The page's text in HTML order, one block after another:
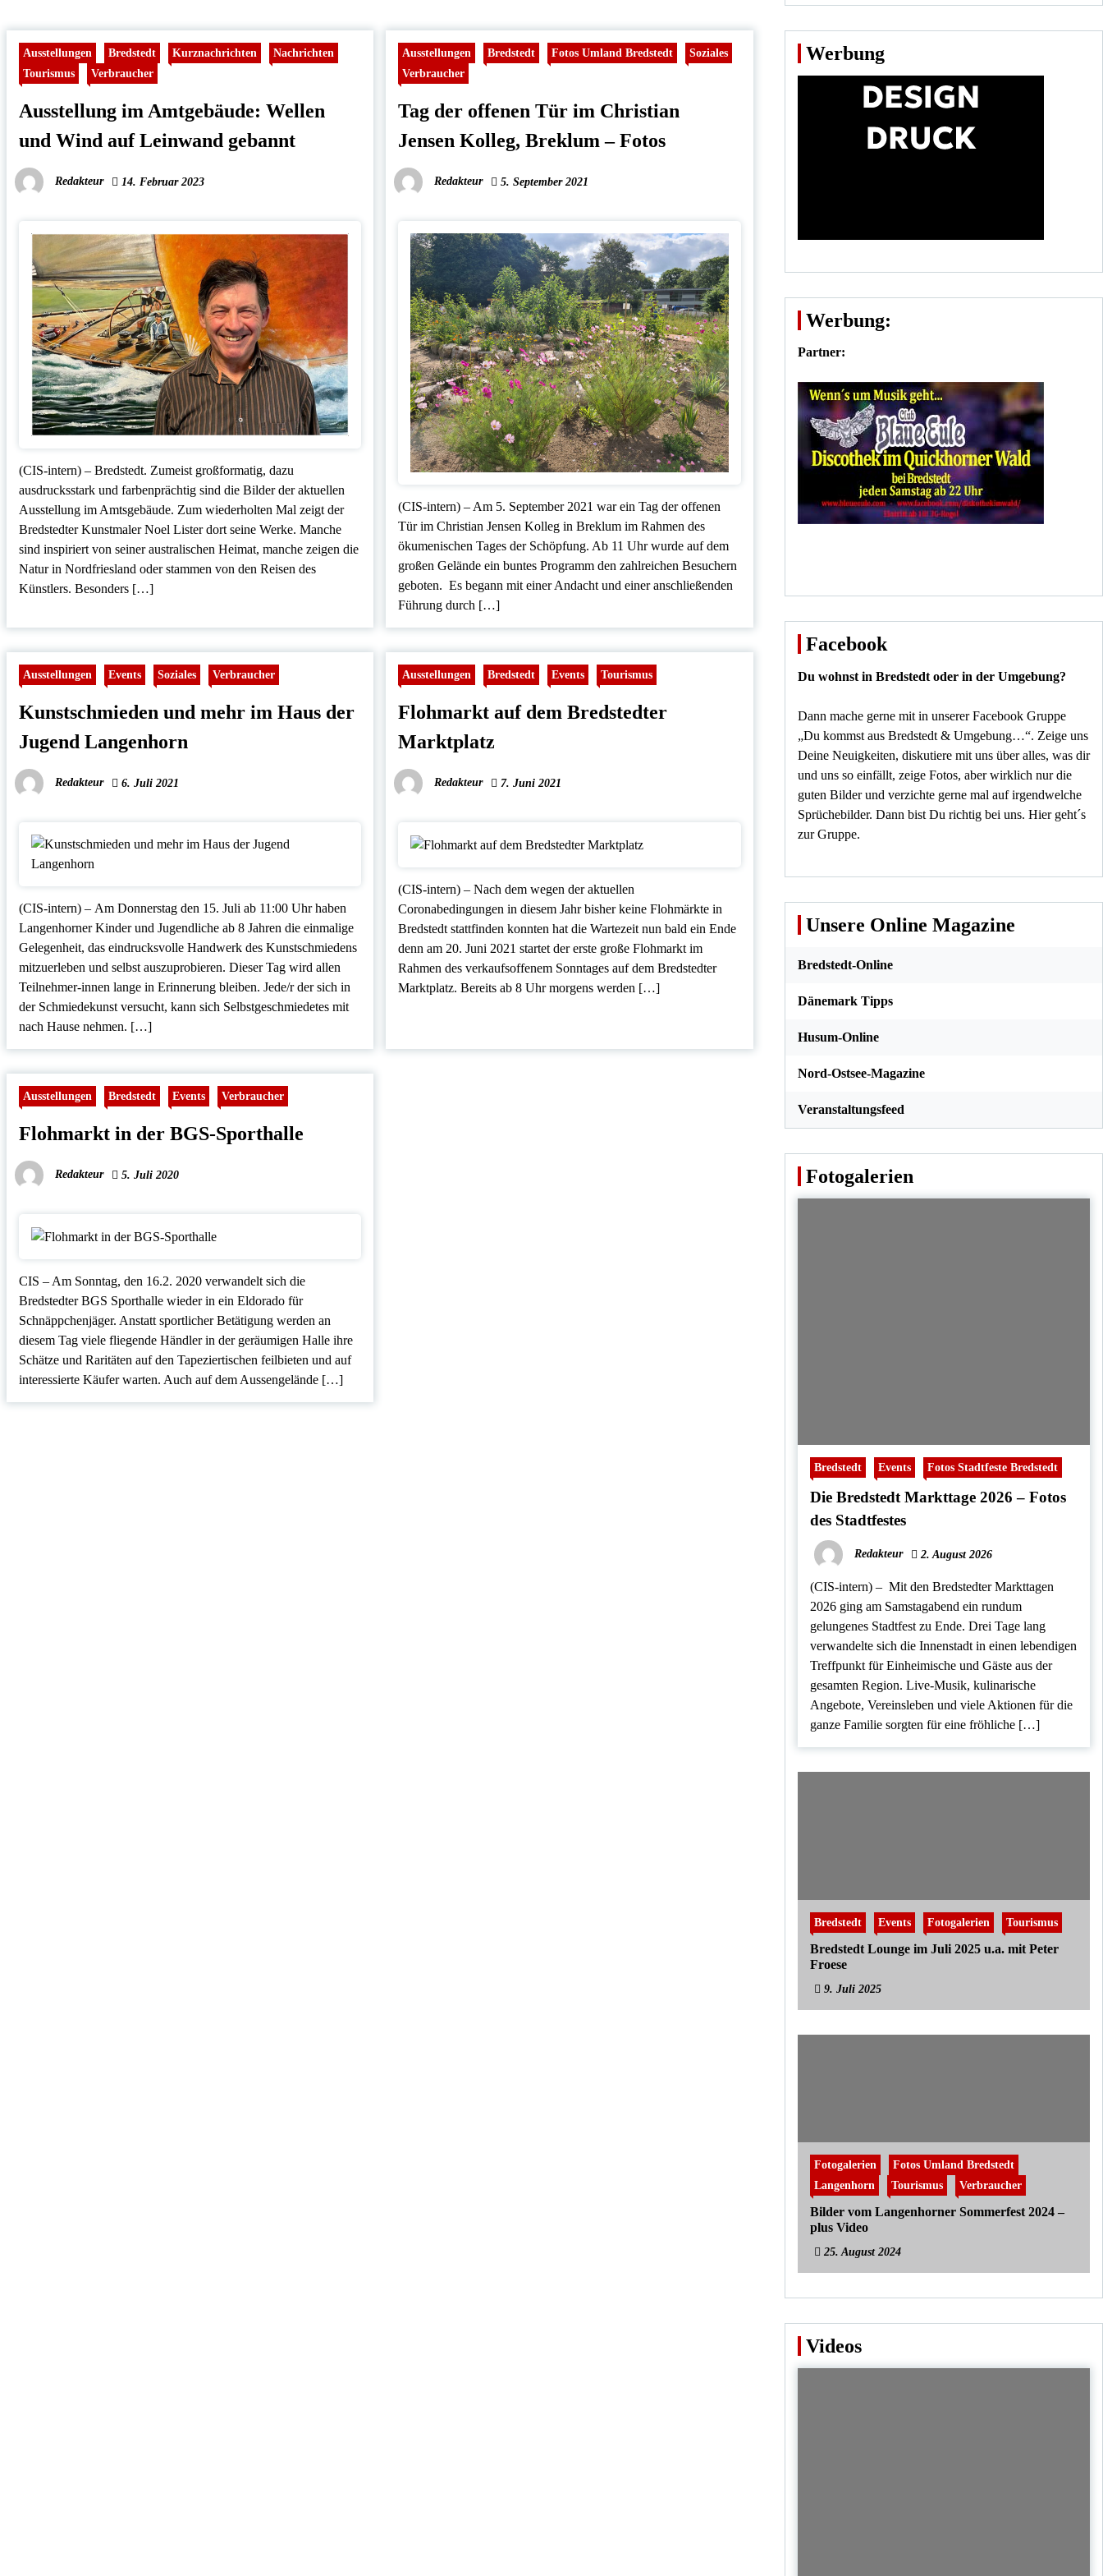
Ausstellungen Bredstedt Kurznachrichten
Nachrichten
Tourismus
Verbraucher
Ausstellung im Amtgebäude: Wellen
und Wind auf Leinwand gebannt
Redakteur 14. Februar 2023
(CIS-intern) – Bredstedt. Zumeist großformatig, dazu
ausdrucksstark und farbenprächtig sind die Bilder der aktuellen
Ausstellung im Amtsgebäude. Zum wiederholten Mal zeigt der
Bredstedter Kunstmaler Noel Lister dort seine Werke. Manche
sind inspiriert von seiner australischen Heimat, manche zeigen die
Natur in Nordfriesland oder stammen von den Reisen des
Künstlers. Besonders […]
Ausstellungen Bredstedt Fotos Umland Bredstedt
Soziales
Verbraucher
Tag der offenen Tür im Christian
Jensen Kolleg, Breklum – Fotos
Redakteur 5. September 2021
(CIS-intern) – Am 5. September 2021 war ein Tag der offenen
Tür im Christian Jensen Kolleg in Breklum im Rahmen des
ökumenischen Tages der Schöpfung. Ab 11 Uhr wurde auf dem
großen Gelände ein buntes Programm den zahlreichen Besuchern
geboten. Es begann mit einer Andacht und einer anschließenden
Führung durch […]
Ausstellungen Events Soziales Verbraucher
Kunstschmieden und mehr im Haus der
Jugend Langenhorn
Redakteur 6. Juli 2021
(CIS-intern) – Am Donnerstag den 15. Juli ab 11:00 Uhr haben
Langenhorner Kinder und Jugendliche ab 8 Jahren die einmalige
Gelegenheit, das eindrucksvolle Handwerk des Kunstschmiedens
mitzuerleben und selbst auszuprobieren. Dieser Tag wird allen
Teilnehmer-innen lange in Erinnerung bleiben. Jede/r der sich in
der Schmiedekunst versucht, kann sich Selbstgeschmiedetes mit
nach Hause nehmen. […]
Ausstellungen Bredstedt Events Tourismus
Flohmarkt auf dem Bredstedter
Marktplatz
Redakteur 7. Juni 2021
(CIS-intern) – Nach dem wegen der aktuellen
Coronabedingungen in diesem Jahr bisher keine Flohmärkte in
Bredstedt stattfinden konnten hat die Wartezeit nun bald ein Ende
denn am 20. Juni 2021 startet der erste große Flohmarkt im
Rahmen des verkaufsoffenem Sonntages auf dem Bredstedter
Marktplatz. Bereits ab 8 Uhr morgens werden […]
Ausstellungen Bredstedt Events Verbraucher
Flohmarkt in der BGS-Sporthalle
Redakteur 5. Juli 2020
CIS – Am Sonntag, den 16.2. 2020 verwandelt sich die
Bredstedter BGS Sporthalle wieder in ein Eldorado für
Schnäppchenjäger. Anstatt sportlicher Betätigung werden an
diesem Tag viele fliegende Händler in der geräumigen Halle ihre
Schätze und Raritäten auf den Tapeziertischen feilbieten und auf
interessierte Käufer warten. Auch auf dem Aussengelände […]
Werbung
Werbung:
Partner:
Facebook
Du wohnst in Bredstedt oder in der Umgebung?
Dann mache gerne mit in unserer Facebook Gruppe
„Du kommst aus Bredstedt & Umgebung…“. Zeige uns
Deine Neuigkeiten, diskutiere mit uns über alles, was dir
und uns so einfällt, zeige Fotos, aber wirklich nur die
guten Bilder und verzichte gerne mal auf irgendwelche
Sprüchebilder. Dann bist Du richtig bei uns. Hier geht´s
zur Gruppe.
Unsere Online Magazine
Bredstedt-Online
Dänemark Tipps
Husum-Online
Nord-Ostsee-Magazine
Veranstaltungsfeed
Fotogalerien
Bredstedt Events Fotos Stadtfeste Bredstedt
Die Bredstedt Markttage 2026 – Fotos
des Stadtfestes
Redakteur 2. August 2026
(CIS-intern) – Mit den Bredstedter Markttagen
2026 ging am Samstagabend ein rundum
gelungenes Stadtfest zu Ende. Drei Tage lang
verwandelte sich die Innenstadt in einen lebendigen
Treffpunkt für Einheimische und Gäste aus der
gesamten Region. Live-Musik, kulinarische
Angebote, Vereinsleben und viele Aktionen für die
ganze Familie sorgten für eine fröhliche […]
Bredstedt Events Fotogalerien Tourismus
Bredstedt Lounge im Juli 2025 u.a. mit Peter
Froese
9. Juli 2025
Fotogalerien
Fotos Umland Bredstedt
Langenhorn
Tourismus Verbraucher
Bilder vom Langenhorner Sommerfest 2024 –
plus Video
25. August 2024
Videos